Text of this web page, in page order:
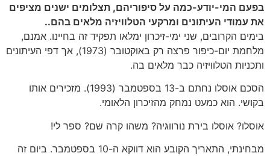
בפעם המי-יודע-כמה על סיפוריהם, תצלומים ישנים מציפים
את עמודי העיתונים ומרקעי הטלוויזיה מלאים בהם..
בימים הקרובים, שני ימי-זיכרון ימלאו תפקיד זה בחיינו. אמנם,
מלחמת יום-כיפור פרצה רק באוקטובר (1973), אך דפי העיתונים
ותכניות הטלוויזיה כבר מלאים בה.
הסכם אוסלו נחתם ב-13 בספטמבר (1993). מזכירים אותו
בקושי. הוא כמעט נמחק מהזיכרון הלאומי.
אוסלו? אוסלו בירת נורווגיה? משהו קרה שם? ספר לי!
מבחינתי, התאריך הקובע הוא דווקא ה-10 בספטמבר. ביום זה